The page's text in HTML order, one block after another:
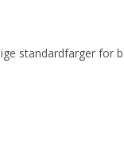
standardfarger for